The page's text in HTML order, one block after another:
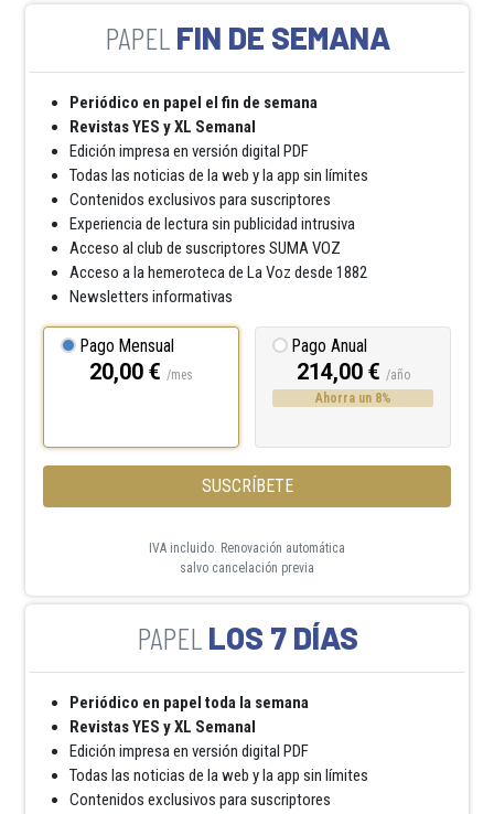
FIN DE SEMANA
Periódico en papel el fin de semana
Revistas YES y XL Semanal
Edición impresa en versión digital PDF
Todas las noticias de la web y la app sin límites
Contenidos exclusivos para suscriptores
Experiencia de lectura sin publicidad intrusiva
Acceso al club de suscriptores SUMA VOZ
Acceso a la hemeroteca de La Voz desde 1882
Newsletters informativas
Pago Mensual
20,00 € /mes
Pago Anual
214,00 € /año
Ahorra un 8%
SUSCRÍBETE
IVA incluido. Renovación automática
salvo cancelación previa
LOS 7 DÍAS
Periódico en papel toda la semana
Revistas YES y XL Semanal
Edición impresa en versión digital PDF
Todas las noticias de la web y la app sin límites
Contenidos exclusivos para suscriptores